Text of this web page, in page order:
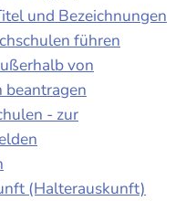
und Bezeichnungen
führen
von
- zur
(Halterauskunft)